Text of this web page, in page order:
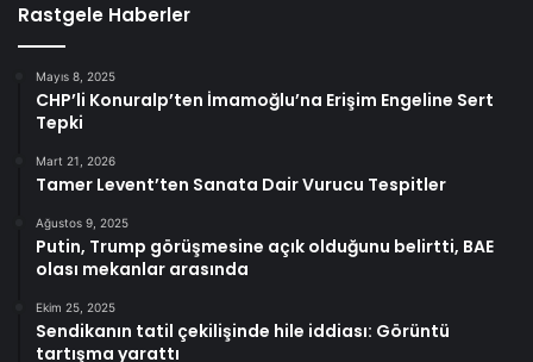
Rastgele Haberler
Mayıs 8, 2025
CHP’li Konuralp’ten İmamoğlu’na Erişim Engeline Sert
Tepki
Mart 21, 2026
Tamer Levent’ten Sanata Dair Vurucu Tespitler
Ağustos 9, 2025
Putin, Trump görüşmesine açık olduğunu belirtti, BAE
olası mekanlar arasında
Ekim 25, 2025
Sendikanın tatil çekilişinde hile iddiası: Görüntü
tartışma yarattı